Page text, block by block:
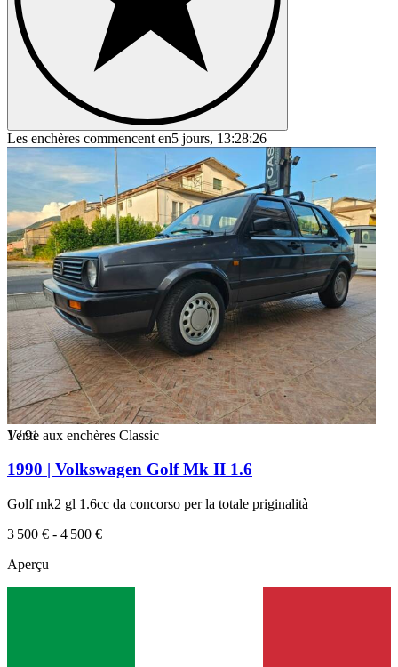
Les enchères commencent en5 jours, 13:28:26
1/91
Vente aux enchères Classic
1990 | Volkswagen Golf Mk II 1.6
Golf mk2 gl 1.6cc da concorso per la totale priginalità
3 500 € - 4 500 €
Aperçu